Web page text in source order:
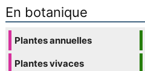
En botanique
Plantes annuelles
Plantes vivaces